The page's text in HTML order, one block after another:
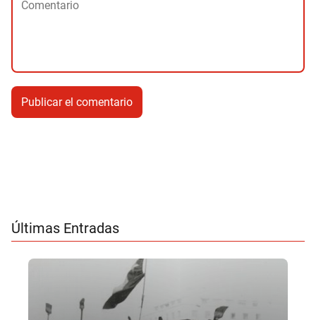
Últimas Entradas